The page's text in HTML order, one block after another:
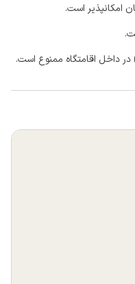
امکانپذیر است.
در داخل اقامتگاه ممنوع است.